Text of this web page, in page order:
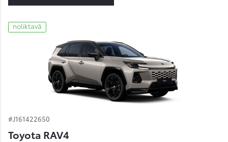
noliktavā
#J161422650
Toyota RAV4